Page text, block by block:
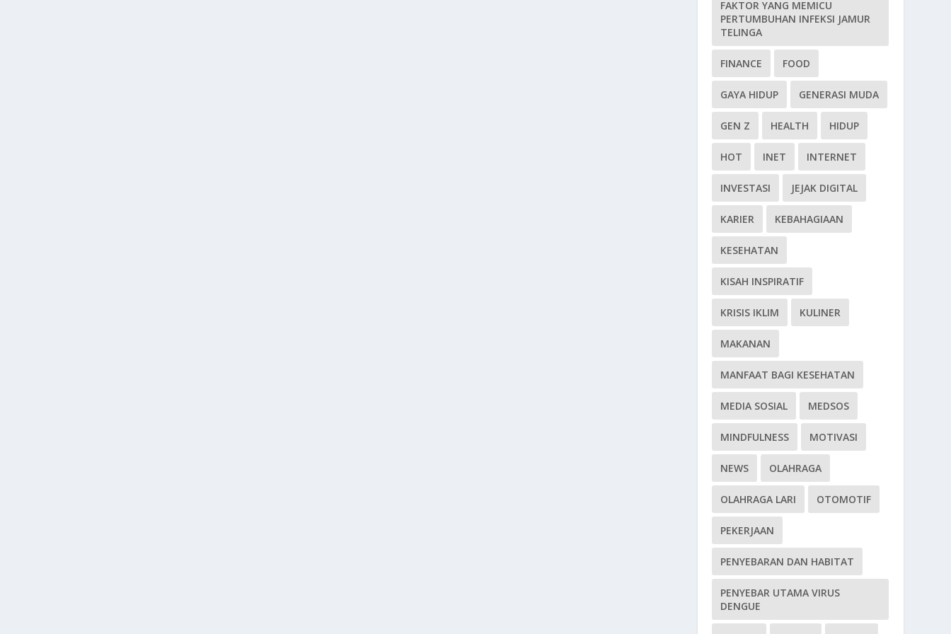
FAKTOR YANG MEMICU
PERTUMBUHAN INFEKSI JAMUR
TELINGA
FINANCE FOOD
GAYA HIDUP GENERASI MUDA
GEN Z HEALTH HIDUP
HOT INET INTERNET
INVESTASI JEJAK DIGITAL
KARIER KEBAHAGIAAN
KESEHATAN
KISAH INSPIRATIF
KRISIS IKLIM KULINER
MAKANAN
MANFAAT BAGI KESEHATAN
MEDIA SOSIAL MEDSOS
MINDFULNESS MOTIVASI
NEWS OLAHRAGA
OLAHRAGA LARI OTOMOTIF
PEKERJAAN
PENYEBARAN DAN HABITAT
PENYEBAR UTAMA VIRUS
DENGUE